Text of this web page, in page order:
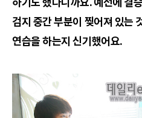
검지 중간 부분이 찢어져 있는
연습을 하는지 신기했어요.